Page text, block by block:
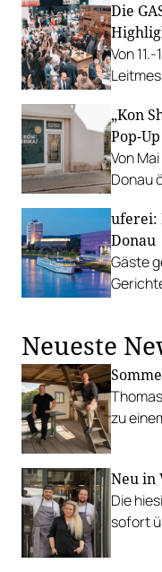
Die
Von
„Kon
Pop-Up
Von
Donau
uferei:
Donau
Gäste
Neueste
zu
Neu in
Die
sofort